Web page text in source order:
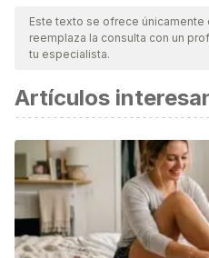
nuestro equipo, para asegurar
vigencia y validez.La
científica.
Barbed, L. A. (2006).
profesional
20(7), 56-59.
Equipo Editorial. (2016, 22 de
cómo proteger del sol a tu
https://eresmama.com/
tu-bebe/
Este texto se ofrece
reemplaza la consulta con un
tu especialista.
Artículos